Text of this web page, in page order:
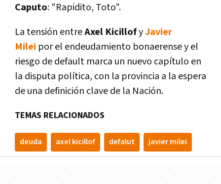
Caputo: "Rapidito, Toto".
La tensión entreAxel KicillofyJavier
Milei por el endeudamiento bonaerense y el
riesgo de default marca un nuevo capítulo en
la disputa política, con la provincia a la espera
de una definición clave de la Nación.
TEMAS RELACIONADOS
deuda axel kicillof defalut javier milei